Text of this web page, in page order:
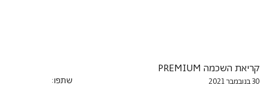
שתפו:
קריאת השכמה PREMIUM
30 בנובמבר 2021